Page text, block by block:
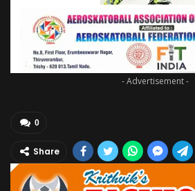
- Advertisement -
0
Share